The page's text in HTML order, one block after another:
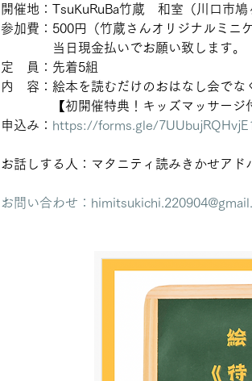
開催地：TsuKuRuBa竹蔵　和室（川口市鳩
参加費：500円（竹蔵さんオリジナルミニ
当日現金払いでお願い致します。
定　員：先着5組
内　容：絵本を読むだけのおはなし会で
【初開催特典！キッズマッサージ付
申込み： https://forms.gle/
お話しする人：マタニティ読みきかせアド
お問い合わせ：